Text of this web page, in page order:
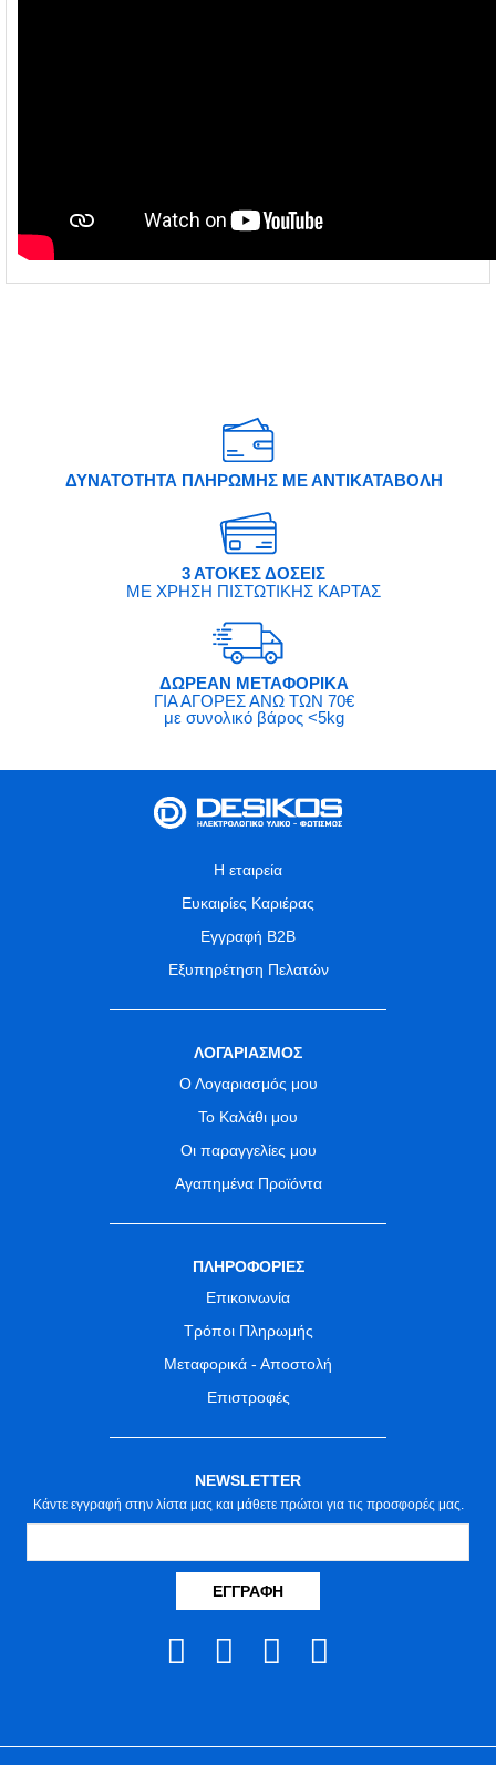
ΔΥΝΑΤΟΤΗΤΑ ΠΛΗΡΩΜΗΣ ΜΕ ΑΝΤΙΚΑΤΑΒΟΛΗ
3 ΑΤΟΚΕΣ ΔΟΣΕΙΣ
ΜΕ ΧΡΗΣΗ ΠΙΣΤΩΤΙΚΗΣ ΚΑΡΤΑΣ
ΔΩΡΕΑΝ ΜΕΤΑΦΟΡΙΚΑ
ΓΙΑ ΑΓΟΡΕΣ ΑΝΩ ΤΩΝ 70€
με συνολικό βάρος <5kg
Η εταιρεία
Ευκαιρίες Καριέρας
Εγγραφή B2B
Εξυπηρέτηση Πελατών
ΛΟΓΑΡΙΑΣΜΟΣ
Ο Λογαριασμός μου
Το Καλάθι μου
Οι παραγγελίες μου
Αγαπημένα Προϊόντα
ΠΛΗΡΟΦΟΡΙΕΣ
Επικοινωνία
Τρόποι Πληρωμής
Μεταφορικά - Αποστολή
Επιστροφές
NEWSLETTER
Κάντε εγγραφή στην λίστα μας και μάθετε πρώτοι για τις προσφορές μας.
ΕΓΓΡΑΦΉ